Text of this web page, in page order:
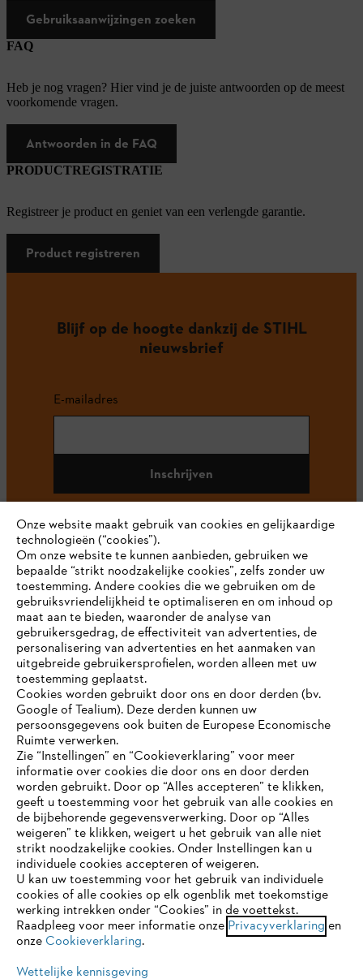
Gebruiksaanwijzingen zoeken
FAQ
Heb je nog vragen? Hier vind je de juiste antwoorden op de meest
voorkomende vragen.
Antwoorden in de FAQ
PRODUCTREGISTRATIE
Registreer je product en geniet van een verlengde garantie.
Product registreren
Blijf op de hoogte dankzij de STIHL
nieuwsbrief
E-mailadres
Inschrijven
#STIHL
Bedrijf
STIHL FAQ
Contact
Gegevensbescherming Impressum
JE BROWSER WORDT NIET
ONDERSTEUND
Je gebruikt een browser die we nog niet ondersteunen. Om
onze website optimaal te kunnen gebruiken, raden we aan dat
je overschakelt op één van de volgende browsers:
firefox
Onze website maakt gebruik van cookies en gelijkaardige
technologieën (“cookies”).
Om onze website te kunnen aanbieden, gebruiken we
bepaalde “strikt noodzakelijke cookies”, zelfs zonder uw
toestemming. Andere cookies die we gebruiken om de
gebruiksvriendelijkheid te optimaliseren en om inhoud op
maat aan te bieden, waaronder de analyse van
gebruikersgedrag, de effectiviteit van advertenties, de
personalisering van advertenties en het aanmaken van
uitgebreide gebruikersprofielen, worden alleen met uw
toestemming geplaatst.
Cookies worden gebruikt door ons en door derden (bv.
Google of Tealium). Deze derden kunnen uw
persoonsgegevens ook buiten de Europese Economische
Ruimte verwerken.
Zie “Instellingen” en “Cookieverklaring” voor meer
informatie over cookies die door ons en door derden
worden gebruikt. Door op “Alles accepteren” te klikken,
geeft u toestemming voor het gebruik van alle cookies en
de bijbehorende gegevensverwerking. Door op “Alles
weigeren” te klikken, weigert u het gebruik van alle niet
strikt noodzakelijke cookies. Onder Instellingen kan u
individuele cookies accepteren of weigeren.
U kan uw toestemming voor het gebruik van individuele
cookies of alle cookies op elk ogenblik met toekomstige
werking intrekken onder “Cookies” in de voettekst.
Raadpleeg voor meer informatie onze Privacyverklaring en
onze Cookieverklaring.
Wettelijke kennisgeving